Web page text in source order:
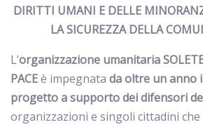
DIRITTI UMANI E DELLE
LASICUREZZA DELLA
L’organizzazione umanitaria
PACEè impegnata da oltre un anno
progetto a supporto dei difensori
organizzazioni e singoli cittadini